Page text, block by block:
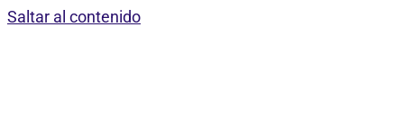
Saltar al contenido